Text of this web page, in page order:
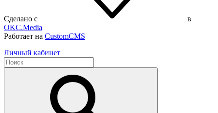
Сделано с
в
OKC.Media
Работает на CustomCMS
Личный кабинет